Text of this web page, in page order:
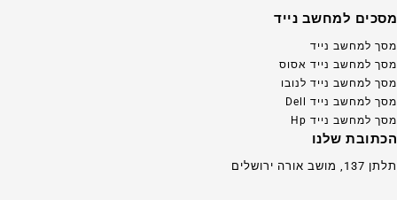
מסכים למחשב נייד
מסך למחשב נייד
מסך למחשב נייד אסוס
מסך למחשב נייד לנובו
מסך למחשב נייד Dell
מסך למחשב נייד Hp
הכתובת שלנו
תלתן 137, מושב אורה ירושלים